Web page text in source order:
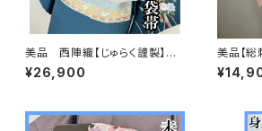
美品 西陣織【じゅらく謹製】黄
皇絲 落款 正絹 袋帯s762
¥26,900
美品【
衣